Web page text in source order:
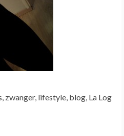
zwanger, lifestyle, blog, La Log